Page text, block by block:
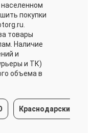
покупки
товары
Наличие
и
и ТК)
объема в
Краснодарский край